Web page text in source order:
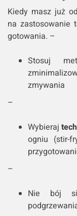
Kiedy masz już
na zastosowanie
gotowania. –
Stosuj
zmywania
–
Wybieraj
ogniu (stir-
–
Nie bój